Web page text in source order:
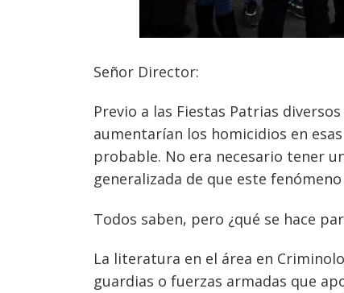
Señor Director:
Previo a las Fiestas Patrias
aumentarían los homicidios en
probable. No era necesario tener
generalizada de que este
Todos saben, pero ¿qué se hace
La literatura en el área en
guardias o fuerzas armadas que
Navegación